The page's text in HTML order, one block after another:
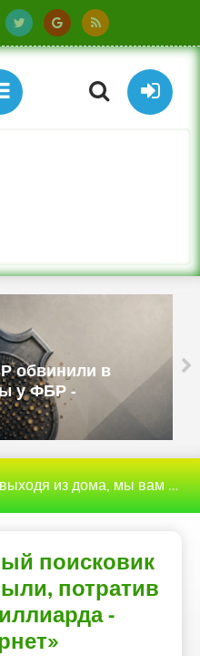
обвинили в
у ФБР -
мы вам поможем с этим разобраться
поисковик
потратив
-